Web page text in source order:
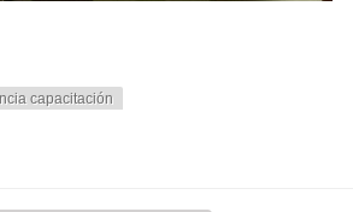
capacitación